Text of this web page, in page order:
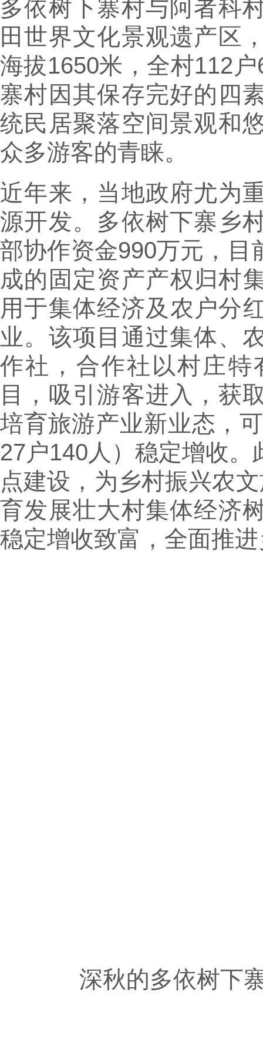
多依树下寨村与阿者科
田世界文化景观遗产区
海拔1650米，全村112
寨村因其保存完好的四
统民居聚落空间景观和
众多游客的青睐。
近年来，当地政府尤为
源开发。多依树下寨乡
部协作资金990万元，目
成的固定资产产权归村
用于集体经济及农户分
业。该项目通过集体、
作社，合作社以村庄
目，吸引游客进入，获
培育旅游产业新业态，
27户140人）稳定增收
点建设，为乡村振兴农
育发展壮大村集体经济
稳定增收致富，全面推
深秋的多依树下